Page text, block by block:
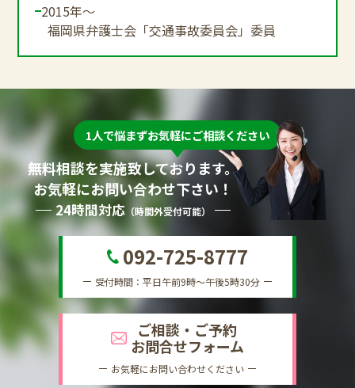
2015年～
福岡県弁護士会「交通事故委員会」委員
1人で悩まずお気軽にご相談ください
無料相談を実施致しております。
お気軽にお問い合わせ下さい！
24時間対応（時間外受付可能）
092-725-8777
受付時間：平日午前9時～午後5時30分
ご相談・ご予約
お問合せフォーム
お気軽にお問い合わせください